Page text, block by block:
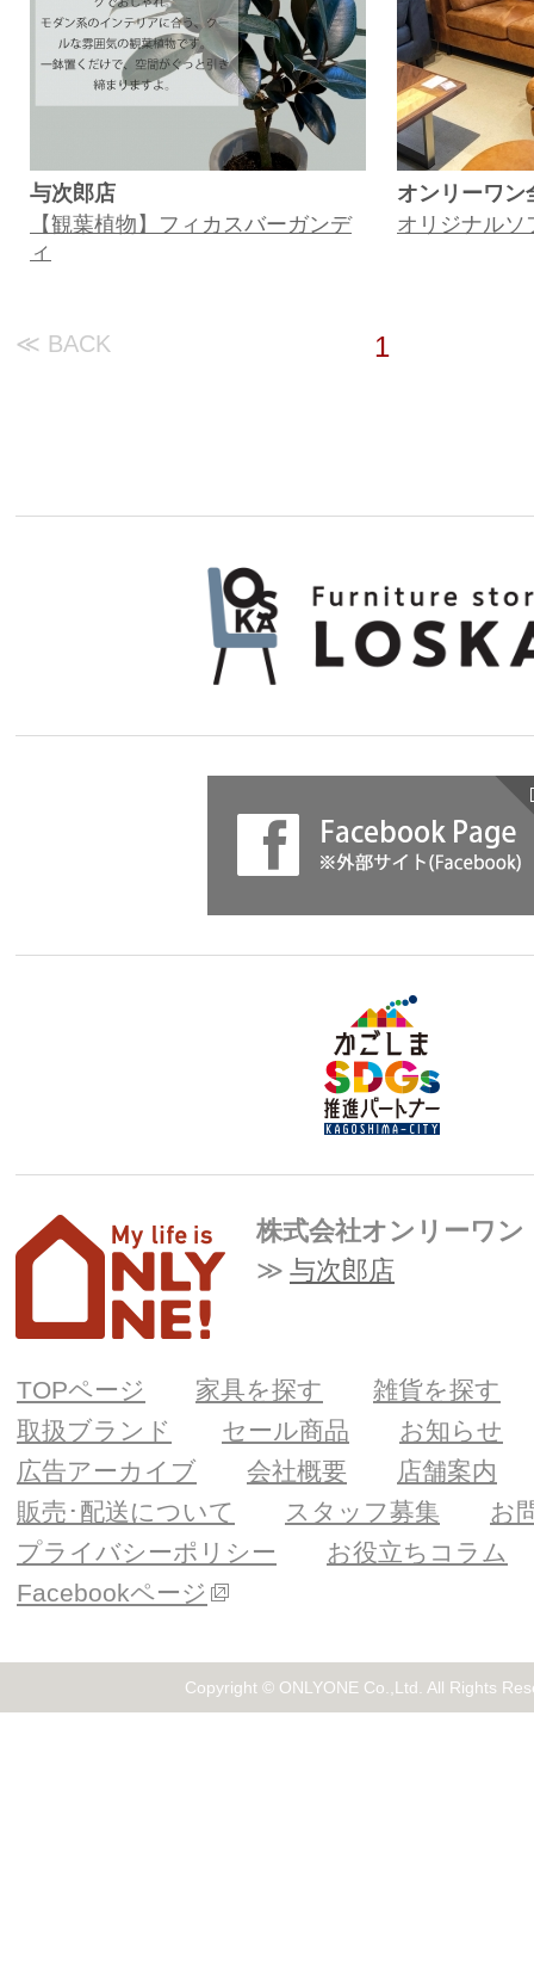
与次郎店
【観葉植物】フィカスバーガンデ
ィ
オンリーワン
オリジナルソ
≪ BACK 1
株式会社オンリーワン
与次郎店
TOPページ 家具を探す
雑貨を探す
取扱ブランド
セール商品
お知らせ
広告アーカイブ
会社概要
店舗案内
販売･配送について
スタッフ募集
お
プライバシーポリシー
お役立ちコラム
Facebookページ
Copyright © ONLYONE Co.,Ltd. All Rights